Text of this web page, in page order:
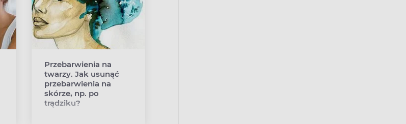
Przebarwienia na
twarzy. Jak usunąć
przebarwienia na
skórze, np. po
trądziku?